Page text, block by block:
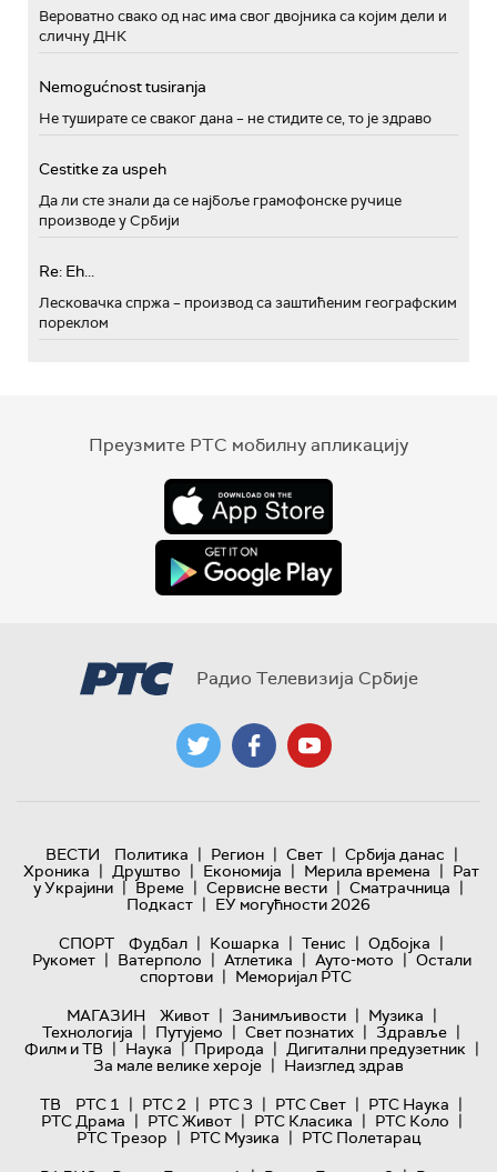
Вероватно свако од нас има свог двојника са којим дели и
сличну ДНК
Nemogućnost tusiranja
Не туширате се сваког дана – не стидите се, то је здраво
Cestitke za uspeh
Да ли сте знали да се најбоље грамофонске ручице
производе у Србији
Re: Eh...
Лесковачка спржа – производ са заштићеним географским
пореклом
Преузмите РТС мобилну апликацију
Радио Телевизија Србије
ВЕСТИ Политика | Регион | Свет | Србија данас |
Хроника | Друштво | Економија | Мерила времена | Рат
у Украјини | Време | Сервисне вести | Сматрачница |
Подкаст | ЕУ могућности 2026
СПОРТ
Фудбал | Кошарка | Тенис | Одбојка |
Рукомет | Ватерполо | Атлетика | Ауто-мото | Остали
спортови | Меморијал РТС
МАГАЗИН
Живот | Занимљивости | Музика |
Технологијa | Путујемо | Свет познатих | Здравље |
Филм и ТВ | Наука | Природа | Дигитални предузетник |
За мале велике хероје | Наизглед здрав
ТВ
РТС 1 | РТС 2 | РТС 3 | РТС Свет | РТС Наука |
РТС Драма | РТС Живот | РТС Класика | РТС Коло |
РТС Трезор | РТС Музика | РТС Полетарац